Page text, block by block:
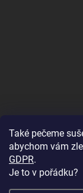
Také pečeme
abychom vám
GDPR.
Je to v pořádku?